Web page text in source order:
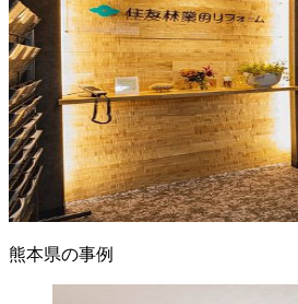
熊本県の事例